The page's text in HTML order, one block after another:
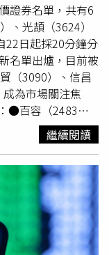
證券名單，共有6
、光頡（3624）
22日起採20分鐘分
名單出爐，目前被
（3090）、信昌
為市場關注焦
●百容（2483）
，百容最近6個營
列入處置。●禾伸
8月4日。證交所
幅25.81%，且6
元，當日週轉率
倍。此外，凱
，且單一投
以上，也符合處
繼續閱讀